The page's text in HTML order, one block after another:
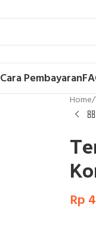
Cara Pembayaran
Home/
Rp